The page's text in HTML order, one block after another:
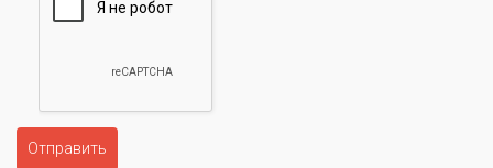
Отправить